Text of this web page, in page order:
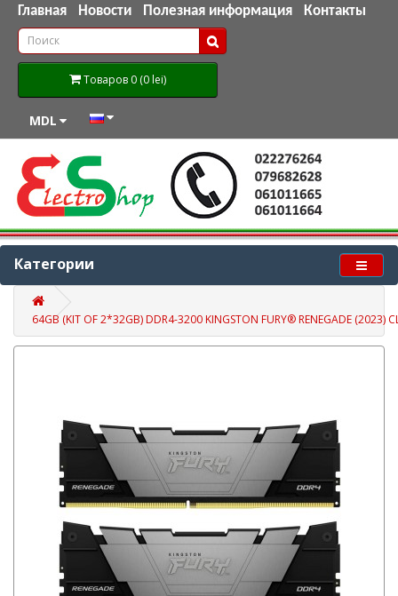
Главная Новости Полезная информация Контакты
Товаров 0 (0 lei)
MDL
Категории
64GB (KIT OF 2*32GB) DDR4-3200 KINGSTON FURY® RENEGADE (2023)